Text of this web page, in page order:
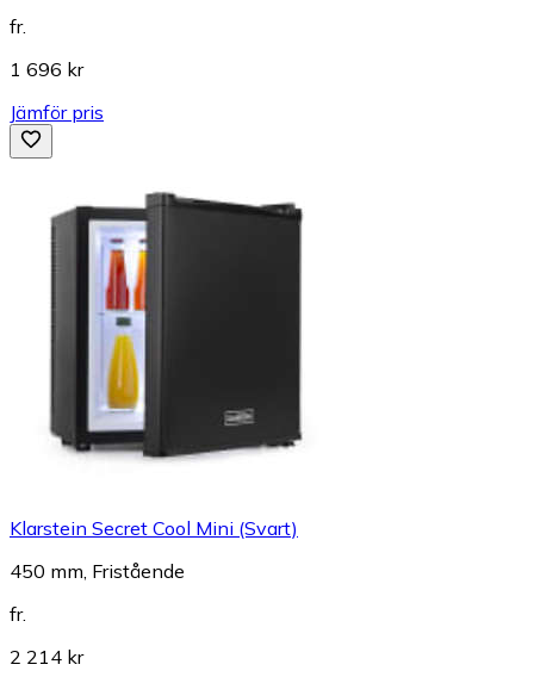
fr.
1 696 kr
Jämför pris
Klarstein Secret Cool Mini (Svart)
450 mm, Fristående
fr.
2 214 kr